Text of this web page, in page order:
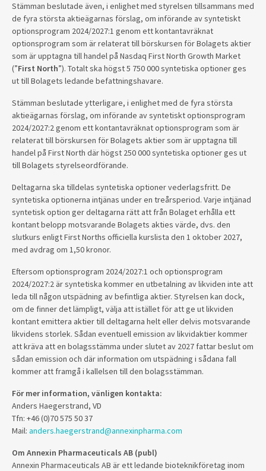
Stämman beslutade även, i enlighet med styrelsen tillsammans med
de fyra största aktieägarnas förslag, om införande av syntetiskt
optionsprogram 2024/2027:1 genom ett kontantavräknat
optionsprogram som är relaterat till börskursen för Bolagets aktier
som är upptagna till handel på Nasdaq First North Growth Market
(”First North”). Totalt ska högst 5 750 000 syntetiska optioner ges
ut till Bolagets ledande befattningshavare.
Stämman beslutade ytterligare, i enlighet med de fyra största
aktieägarnas förslag, om införande av syntetiskt optionsprogram
2024/2027:2 genom ett kontantavräknat optionsprogram som är
relaterat till börskursen för Bolagets aktier som är upptagna till
handel på First North där högst 250 000 syntetiska optioner ges ut
till Bolagets styrelseordförande.
Deltagarna ska tilldelas syntetiska optioner vederlagsfritt. De
syntetiska optionerna intjänas under en treårsperiod. Varje intjänad
syntetisk option ger deltagarna rätt att från Bolaget erhålla ett
kontant belopp motsvarande Bolagets akties värde, dvs. den
slutkurs enligt First Norths officiella kurslista den 1 oktober 2027,
med avdrag om 1,50 kronor.
Eftersom optionsprogram 2024/2027:1 och optionsprogram
2024/2027:2 är syntetiska kommer en utbetalning av likviden inte att
leda till någon utspädning av befintliga aktier. Styrelsen kan dock,
om de finner det lämpligt, välja att istället för att ge ut likviden
kontant emittera aktier till deltagarna helt eller delvis motsvarande
likvidens storlek. Sådan eventuell emission av likvidaktier kommer
att kräva att en bolagsstämma under slutet av 2027 fattar beslut om
sådan emission och där information om utspädning i sådana fall
kommer att framgå i kallelsen till den bolagsstämman.
För mer information, vänligen kontakta:
Anders Haegerstrand, VD
Tfn: +46 (0)70 575 50 37
Mail: anders.haegerstrand@annexinpharma.com
Om Annexin Pharmaceuticals AB (publ)
Annexin Pharmaceuticals AB är ett ledande bioteknikföretag inom